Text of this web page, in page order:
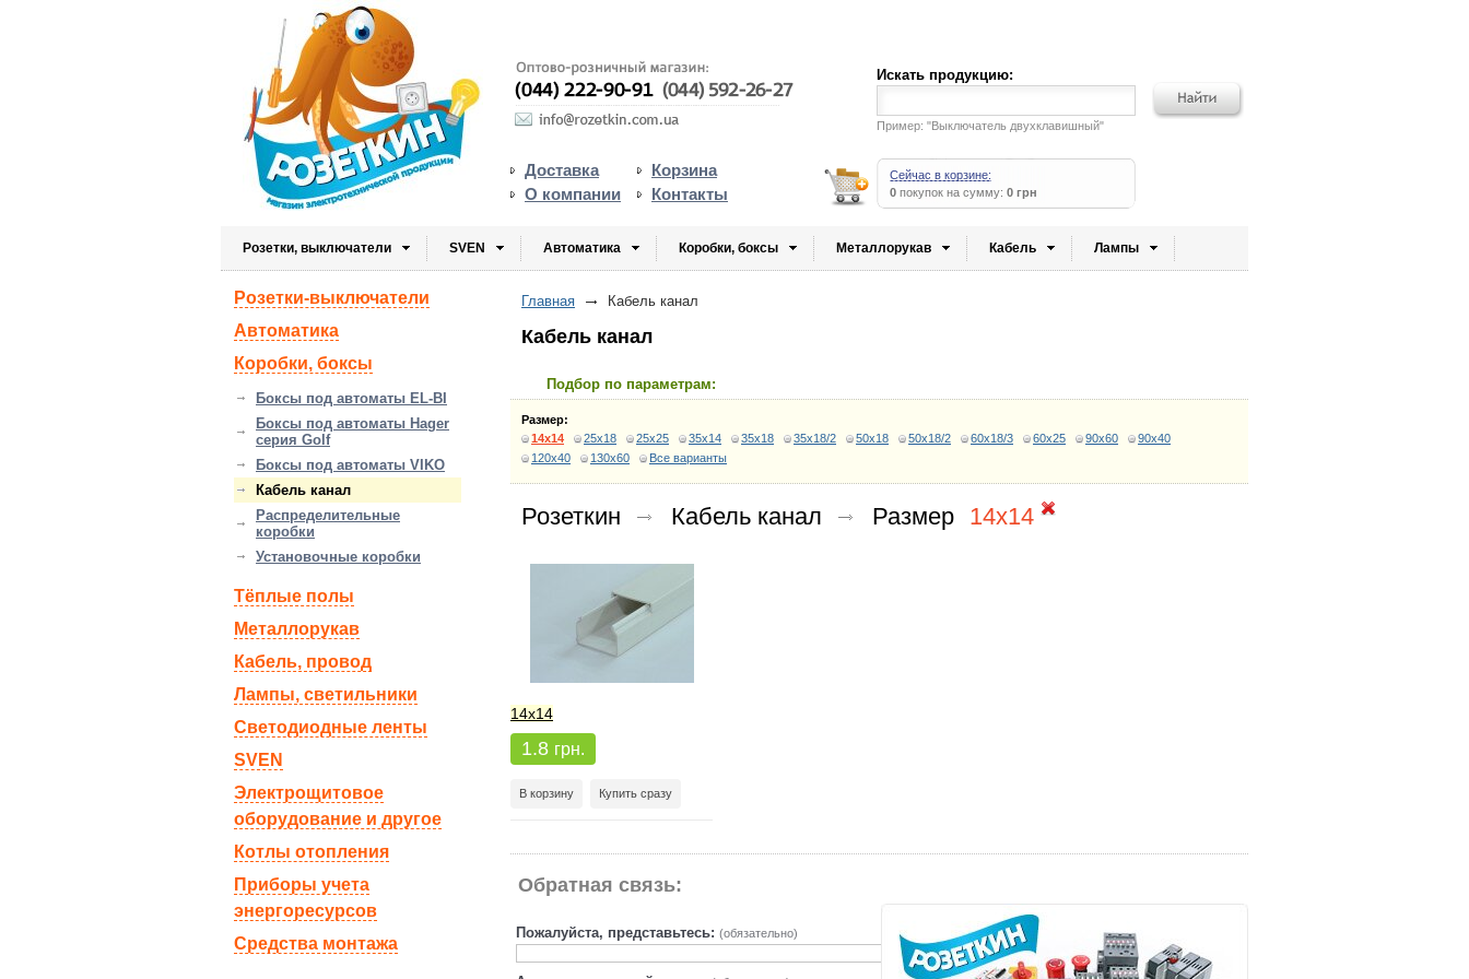
Искать продукцию:
Пример: "Выключатель двухклавишный"
Доставка
Корзина
О компании
Контакты
Сейчас в корзине:
0 покупок на сумму: 0 грн
Розетки, выключатели SVEN Автоматика Коробки, боксы Металлорукав Кабель Лампы
Главная Кабель канал
Кабель канал
Подбор по параметрам:
Размер:
14x14
25x18 25x25 35x14 35x18 35x18/2 50x18 50x18/2 60x18/3 60x25 90x60
90x40
120x40
130x60 Все варианты
Розеткин Кабель канал Размер 14x14
14x14
1.8 грн.
В корзину Купить сразу
Обратная связь:
Пожалуйста, представьтесь: (обязательно)
Розетки-выключатели
Автоматика
Коробки, боксы
Боксы под автоматы EL-BI
Боксы под автоматы Hager
серия Golf
Боксы под автоматы VIKO
Кабель канал
Распределительные
коробки
Установочные коробки
Тёплые полы
Металлорукав
Кабель, провод
Лампы, светильники
Светодиодные ленты
SVEN
Электрощитовое
оборудование и другое
Котлы отопления
Приборы учета
энергоресурсов
Средства монтажа